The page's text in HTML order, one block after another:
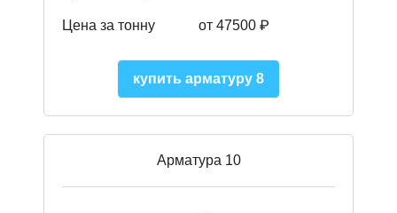
Цена за тонну от 47500 ₽
купить арматуру 8
Арматура 10